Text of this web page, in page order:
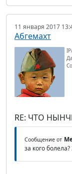
11 января 2017
Абгемахт
RE: ЧТО
Сообщение от
за кого